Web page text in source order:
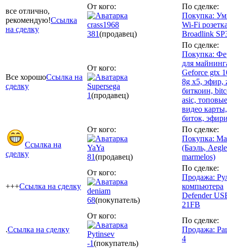
все отлично,
рекомендую!Ссылка
на сделку
От кого:
crass1968
381(продавец)
По сделке:
Покупка:
Wi-Fi
Broadlink
Все хорошоСсылка на
сделку
От кого:
Supersega
1(продавец)
По сделке:
Покупка:
для
Geforce gtx
8g x5, эфир,
биткоин,
asic, топовые
видео карты,
биток,
Ссылка на
сделку
От кого:
YaYa
81(продавец)
По сделке:
Покупка:
(Баэль, Aegle
marmelos)
+++Ссылка на сделку
От кого:
deniam
68(покупатель)
По сделке:
Продажа:
компьютера
Defender
21FB
.Ссылка на сделку
От кого:
Pytinsev
-1(покупатель)
По сделке:
Продажа:
4